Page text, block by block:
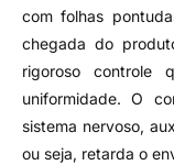
com folhas
chegada do
rigoroso controle
uniformidade. O
sistema nervoso,
ou seja, retarda o